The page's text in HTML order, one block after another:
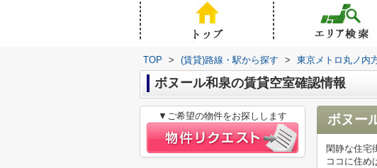
TOP > (賃貸)路線・駅から探す > 東京メトロ丸ノ内
ボヌール和泉の賃貸空室確認情報
ボヌー
閑静な住宅
ココに住め
▼ご希望の物件をお探しします